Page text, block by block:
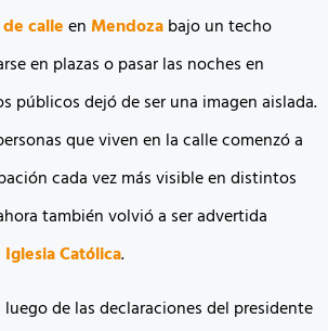
calleenMendozabajo un techo
en plazas o pasar las noches en
públicos dejó de ser una imagen aislada.
que viven en la calle comenzó a
cada vez más visible en distintos
también volvió a ser advertida
Iglesia Católica.
de las declaraciones del presidente